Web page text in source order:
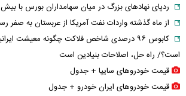
ردپای نهاد‌های بزرگ در میان سهامداران بورس با بیش از ۴۰۰ همت
از ماه گذشته واردات نفت آمریکا از عربستان به صفر
کابوس ۹۶ درصدی شاخص فلاکت چگونه معیشت
است؟/ راه حل، اصلاحات بنیادین است
قیمت خودرو‌های سایپا + جدول
قیمت خودرو‌های ایران خودرو + جدول